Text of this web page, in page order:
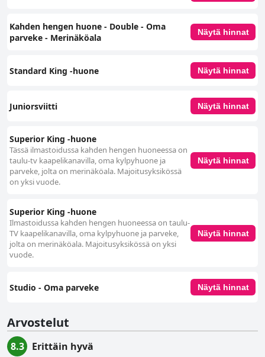
Kahden hengen huone ‑ Double ‑ Oma
parveke ‑ Merinäköala
Näytä hinnat
Standard King ‑huone Näytä hinnat
Juniorsviitti Näytä hinnat
Superior King -huone
Tässä ilmastoidussa kahden hengen huoneessa on
taulu-tv kaapelikanavilla, oma kylpyhuone ja
parveke, jolta on merinäköala. Majoitusyksikössä
on yksi vuode.
Näytä hinnat
Superior King -huone
Ilmastoidussa kahden hengen huoneessa on taulu-
TV kaapelikanavilla, oma kylpyhuone ja parveke,
jolta on merinäköala. Majoitusyksikössä on yksi
vuode.
Näytä hinnat
Studio ‑ Oma parveke Näytä hinnat
Arvostelut
8.3 Erittäin hyvä